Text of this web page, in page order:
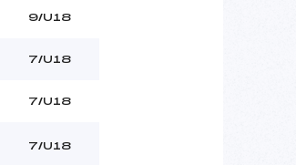
9/U18
7/U18
7/U18
7/U18